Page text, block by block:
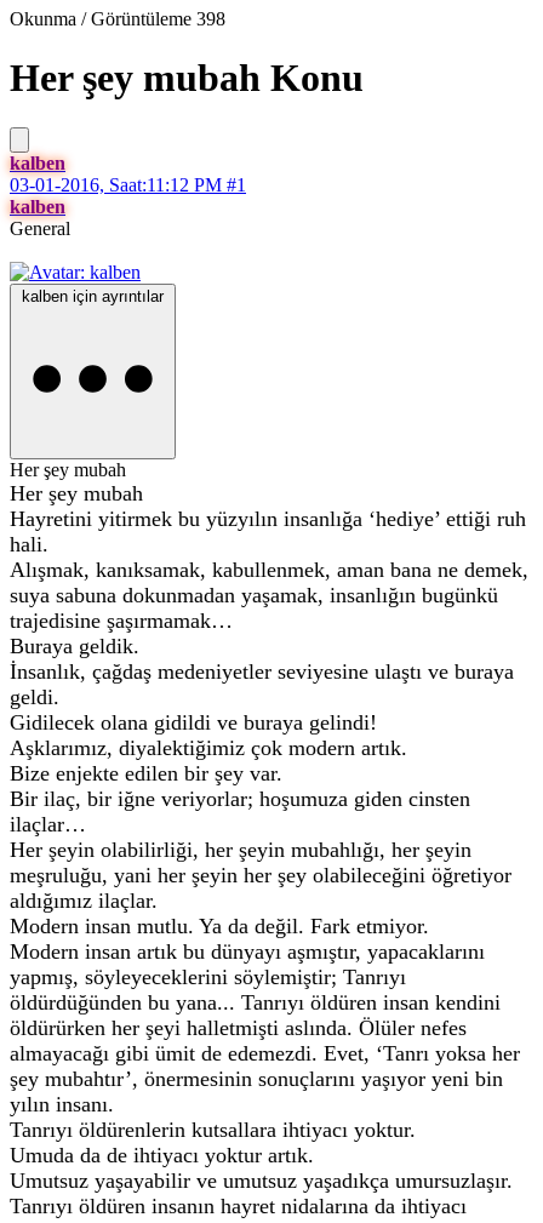
Okunma / Görüntüleme 398
Her şey mubah Konu
kalben
03-01-2016, Saat:11:12 PM #1
kalben
General
kalben için ayrıntılar
Her şey mubah
Her şey mubah
Hayretini yitirmek bu yüzyılın insanlığa ‘hediye’ ettiği ruh
hali.
Alışmak, kanıksamak, kabullenmek, aman bana ne demek,
suya sabuna dokunmadan yaşamak, insanlığın bugünkü
trajedisine şaşırmamak…
Buraya geldik.
İnsanlık, çağdaş medeniyetler seviyesine ulaştı ve buraya
geldi.
Gidilecek olana gidildi ve buraya gelindi!
Aşklarımız, diyalektiğimiz çok modern artık.
Bize enjekte edilen bir şey var.
Bir ilaç, bir iğne veriyorlar; hoşumuza giden cinsten
ilaçlar…
Her şeyin olabilirliği, her şeyin mubahlığı, her şeyin
meşruluğu, yani her şeyin her şey olabileceğini öğretiyor
aldığımız ilaçlar.
Modern insan mutlu. Ya da değil. Fark etmiyor.
Modern insan artık bu dünyayı aşmıştır, yapacaklarını
yapmış, söyleyeceklerini söylemiştir; Tanrıyı
öldürdüğünden bu yana... Tanrıyı öldüren insan kendini
öldürürken her şeyi halletmişti aslında. Ölüler nefes
almayacağı gibi ümit de edemezdi. Evet, ‘Tanrı yoksa her
şey mubahtır’, önermesinin sonuçlarını yaşıyor yeni bin
yılın insanı.
Tanrıyı öldürenlerin kutsallara ihtiyacı yoktur.
Umuda da de ihtiyacı yoktur artık.
Umutsuz yaşayabilir ve umutsuz yaşadıkça umursuzlaşır.
Tanrıyı öldüren insanın hayret nidalarına da ihtiyacı